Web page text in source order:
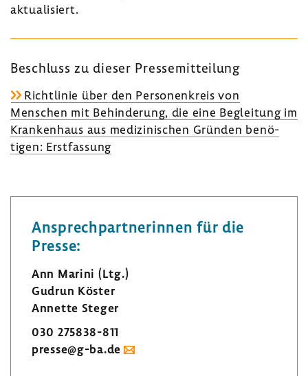
aktua­li­siert.
Beschluss zu dieser Pres­se­mit­tei­lung
Richt­linie über den Perso­nen­kreis von
Menschen mit Behin­de­rung, die eine Beglei­tung im
Kran­ken­haus aus medi­zi­ni­schen Gründen benö­
tigen: Erst­fas­sung
Ansprech­part­ne­rinnen für die
Presse:
Ann Marini (Ltg.)
Gudrun Köster
Annette Steger
030 275838-​811
presse@g-ba.de